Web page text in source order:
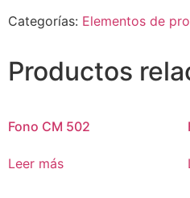
Categorías: Elementos de
Productos
Fono CM 502
Leer más